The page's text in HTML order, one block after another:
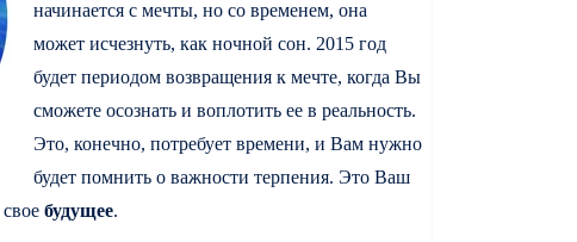
начинается с мечты, но со временем, она
может исчезнуть, как ночной сон. 2015 год
будет периодом возвращения к мечте, когда Вы
сможете осознать и воплотить ее в реальность.
Это, конечно, потребует времени, и Вам нужно
будет помнить о важности терпения. Это Ваш
свое будущее.